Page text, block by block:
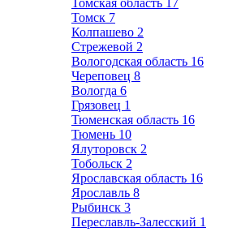
Томская область 17
Томск 7
Колпашево 2
Стрежевой 2
Вологодская область 16
Череповец 8
Вологда 6
Грязовец 1
Тюменская область 16
Тюмень 10
Ялуторовск 2
Тобольск 2
Ярославская область 16
Ярославль 8
Рыбинск 3
Переславль-Залесский 1